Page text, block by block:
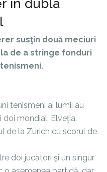
în dubla
susţin două meciuri
de a strînge fonduri
tenismeni ai lumii au
doi mondial, Elveţia.
de la Zurich cu scorul de
doi jucători şi un singur